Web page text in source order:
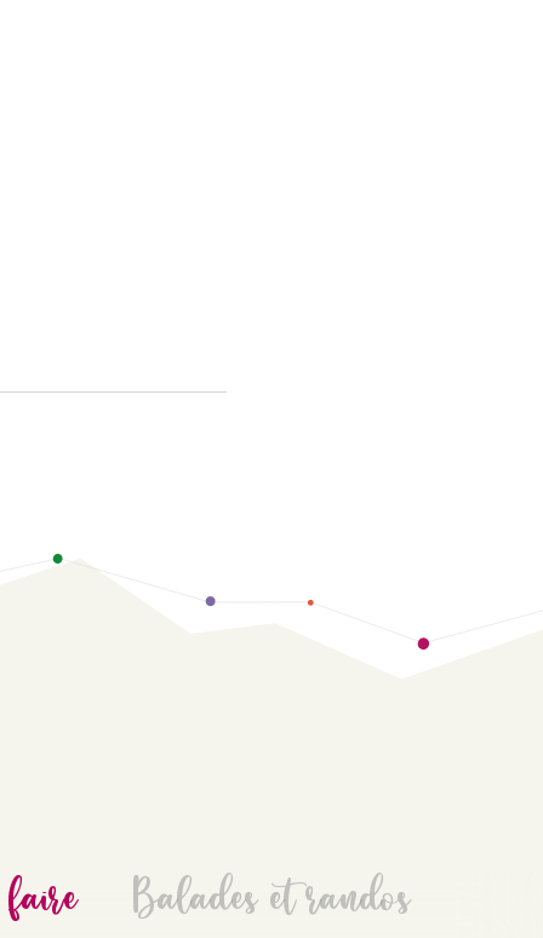
Balades et randos